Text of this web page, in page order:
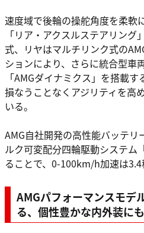
速度域で後輪の操舵角度を柔軟
「リア・アクスルステアリン
式、リヤはマルチリンク式の
ションにより、さらに統合型車
「AMGダイナミクス」を搭載
損なうことなくアジリティを高
いる。
AMG自社開発の高性能バッテリ
ルク可変配分四輪駆動システム
ることで、0-100km/h加速は3.4
AMGパフォーマンスモデ
る、個性豊かな内外装に